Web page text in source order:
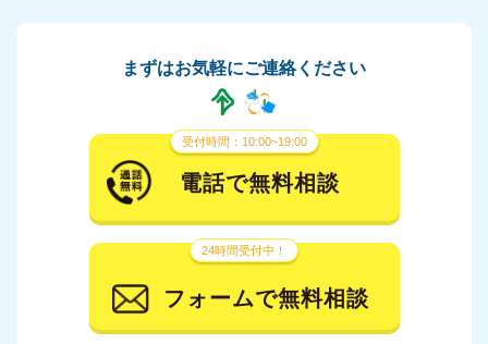
まずはお気軽にご連絡ください
受付時間：10:00~19:00
電話で無料相談
24時間受付中！
フォームで無料相談